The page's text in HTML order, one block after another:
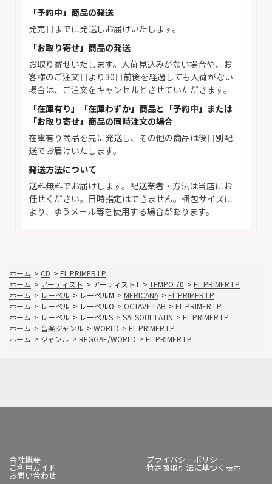
「予約中」商品の発送
発売日までに発送しお届けいたします。
「お取り寄せ」商品の発送
お取り寄せいたします。入荷見込みがない場合や、お
客様のご注文日より30日前後を経過しても入荷がない
場合は、ご注文をキャンセルとさせていただきます。
「在庫有り」「在庫わずか」商品と「予約中」または
「お取り寄せ」商品の同時注文の場合
在庫有り商品を先に発送し、その他の商品は後日別配
送でお届けいたします。
発送方法について
送料無料でお届けします。配送業者・方法は当店にお
任せください。日時指定はできません。梱包サイズに
より、ゆうメール等を使用する場合があります。
ホーム > CD > EL PRIMER LP
ホーム > アーティスト > アーティストT > TEMPO 70 > EL PRIMER LP
ホーム > レーベル > レーベルM > MERICANA > EL PRIMER LP
ホーム > レーベル > レーベルO > OCTAVE-LAB > EL PRIMER LP
ホーム > レーベル > レーベルS > SALSOUL LATIN > EL PRIMER LP
ホーム > 音楽ジャンル > WORLD > EL PRIMER LP
ホーム > ジャンル > REGGAE/WORLD > EL PRIMER LP
会社概要 プライバシーポリシー
ご利用ガイド 特定商取引法に基づく表示
お問い合わせ